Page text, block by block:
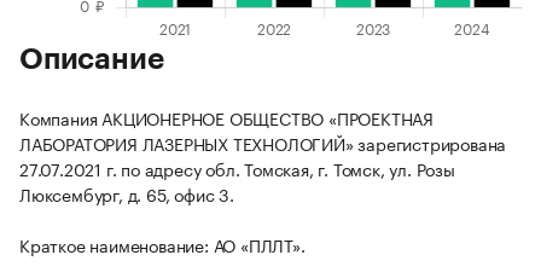
Описание
Компания АКЦИОНЕРНОЕ ОБЩЕСТВО «ПРОЕКТНАЯ
ЛАБОРАТОРИЯ ЛАЗЕРНЫХ ТЕХНОЛОГИЙ» зарегистрирована
27.07.2021 г. по адресу обл. Томская, г. Томск, ул. Розы
Люксембург, д. 65, офис 3.
Краткое наименование: АО «ПЛЛТ».